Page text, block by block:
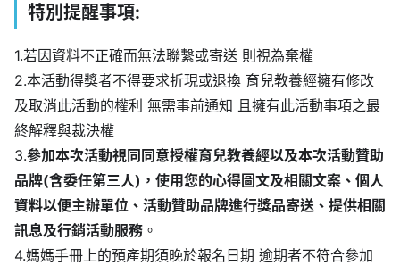
特別提醒事項:
1.若因資料不正確而無法聯繫或寄送 則視為棄權
2.本活動得獎者不得要求折現或退換 育兒教養經擁有修改
及取消此活動的權利 無需事前通知 且擁有此活動事項之最
終解釋與裁決權
3.參加本次活動視同同意授權育兒教養經以及本次活動贊助
品牌(含委任第三人)，使用您的心得圖文及相關文案、個人
資料以便主辦單位、活動贊助品牌進行獎品寄送、提供相關
訊息及行銷活動服務 。
4.媽媽手冊上的預產期須晚於報名日期 逾期者不符合參加